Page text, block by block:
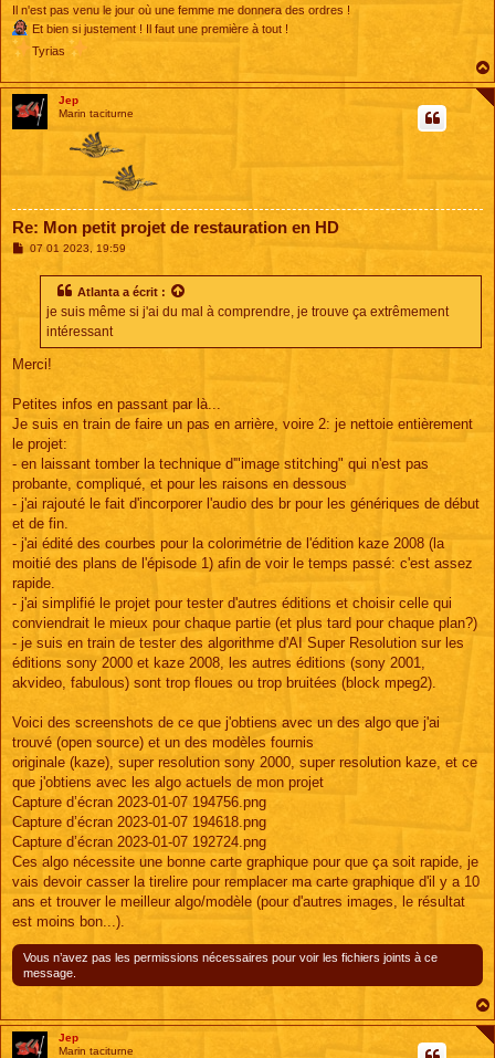
Il n'est pas venu le jour où une femme me donnera des ordres !
Et bien si justement ! Il faut une première à tout !
Tyrias
Jep
Marin taciturne
Re: Mon petit projet de restauration en HD
M07 01 2023, 19:59
Atlanta a écrit :
je suis même si j'ai du mal à comprendre, je trouve ça extrêmement
intéressant
Merci!
Petites infos en passant par là...
Je suis en train de faire un pas en arrière, voire 2: je nettoie entièrement
le projet:
- en laissant tomber la technique d'"image stitching" qui n'est pas
probante, compliqué, et pour les raisons en dessous
- j'ai rajouté le fait d'incorporer l'audio des br pour les génériques de début
et de fin.
- j'ai édité des courbes pour la colorimétrie de l'édition kaze 2008 (la
moitié des plans de l'épisode 1) afin de voir le temps passé: c'est assez
rapide.
- j'ai simplifié le projet pour tester d'autres éditions et choisir celle qui
conviendrait le mieux pour chaque partie (et plus tard pour chaque plan?)
- je suis en train de tester des algorithme d'AI Super Resolution sur les
éditions sony 2000 et kaze 2008, les autres éditions (sony 2001,
akvideo, fabulous) sont trop floues ou trop bruitées (block mpeg2).
Voici des screenshots de ce que j'obtiens avec un des algo que j'ai
trouvé (open source) et un des modèles fournis
originale (kaze), super resolution sony 2000, super resolution kaze, et ce
que j'obtiens avec les algo actuels de mon projet
Capture d’écran 2023-01-07 194756.png
Capture d’écran 2023-01-07 194618.png
Capture d’écran 2023-01-07 192724.png
Ces algo nécessite une bonne carte graphique pour que ça soit rapide, je
vais devoir casser la tirelire pour remplacer ma carte graphique d'il y a 10
ans et trouver le meilleur algo/modèle (pour d'autres images, le résultat
est moins bon...).
Vous n’avez pas les permissions nécessaires pour voir les fichiers joints à ce
message.
Jep
Marin taciturne